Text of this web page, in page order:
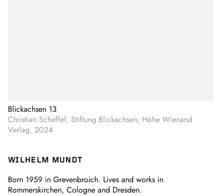
Blickachsen 13
Christian Scheffel, Stiftung Blickachsen, Höhe Wienand
Verlag, 2024
WILHELM MUNDT
Born 1959 in Grevenbroich. Lives and works in
Rommerskirchen, Cologne and Dresden.